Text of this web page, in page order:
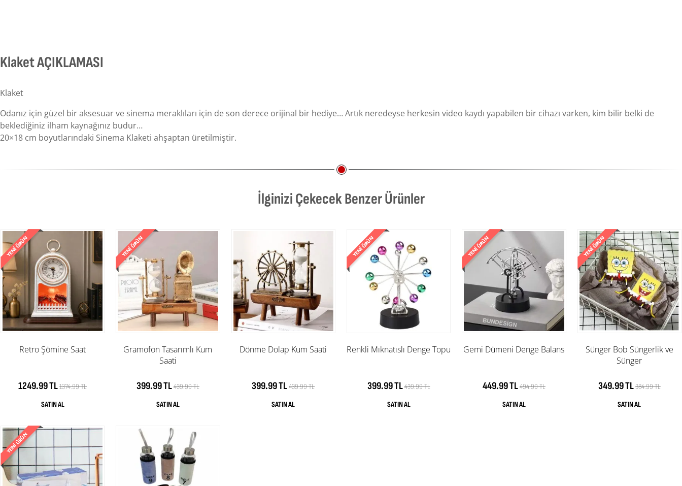
Klaket AÇIKLAMASI
Klaket
Odanız için güzel bir aksesuar ve sinema meraklıları için de son derece orijinal bir hediye… Artık neredeyse herkesin video kaydı yapabilen bir cihazı varken, kim bilir belki de
beklediğiniz ilham kaynağınız budur…
20×18 cm boyutlarındaki Sinema Klaketi ahşaptan üretilmiştir.
İlginizi Çekecek Benzer Ürünler
Retro Şömine Saat
1249.99 TL1374.99 TL
Gramofon Tasarımlı Kum
Saati
399.99 TL439.99 TL
Dönme Dolap Kum Saati
399.99 TL439.99 TL
Renkli Mıknatıslı Denge Topu
399.99 TL439.99 TL
Gemi Dümeni Denge Balans
449.99 TL494.99 TL
Sünger Bob Süngerlik ve
Sünger
349.99 TL384.99 TL